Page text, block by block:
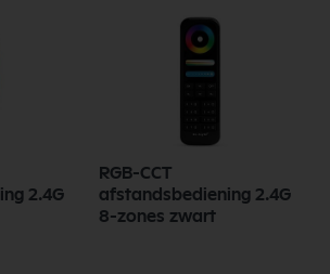
2.4G
RGB-CCT
afstandsbediening 2.4G
8-zones zwart